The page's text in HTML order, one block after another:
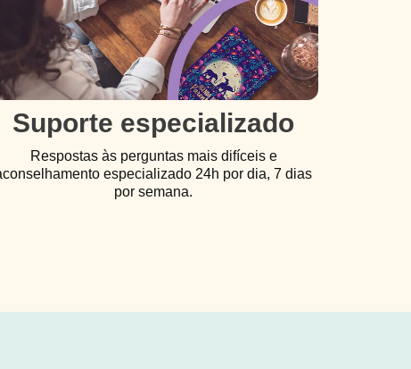
Suporte especializado
Respostas às perguntas mais difíceis e
especializado 24h por dia, 7 dias
por semana.